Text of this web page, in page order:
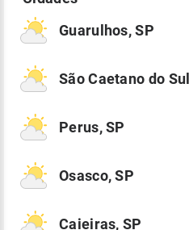
Guarulhos, SP
São Caetano do
Perus, SP
Osasco, SP
Caieiras, SP